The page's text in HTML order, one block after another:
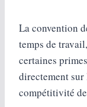
La convention
temps de
certaines
directement
compétitivité